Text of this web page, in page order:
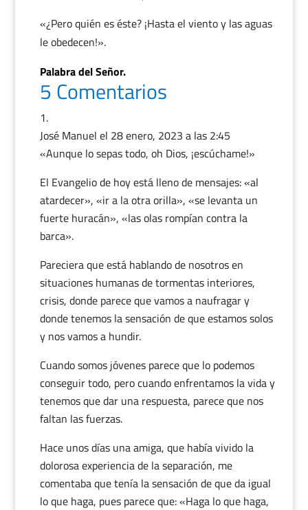
«¿Pero quién es éste? ¡Hasta el viento y las aguas
le obedecen!».
Palabra del Señor.
5 Comentarios
José Manuel el 28 enero, 2023 a las 2:45
«Aunque lo sepas todo, oh Dios, ¡escúchame!»
El Evangelio de hoy está lleno de mensajes: «al
atardecer», «ir a la otra orilla», «se levanta un
fuerte huracán», «las olas rompían contra la
barca».
Pareciera que está hablando de nosotros en
situaciones humanas de tormentas interiores,
crisis, donde parece que vamos a naufragar y
donde tenemos la sensación de que estamos solos
y nos vamos a hundir.
Cuando somos jóvenes parece que lo podemos
conseguir todo, pero cuando enfrentamos la vida y
tenemos que dar una respuesta, parece que nos
faltan las fuerzas.
Hace unos días una amiga, que había vivido la
dolorosa experiencia de la separación, me
comentaba que tenía la sensación de que da igual
lo que haga, pues parece que: «Haga lo que haga,